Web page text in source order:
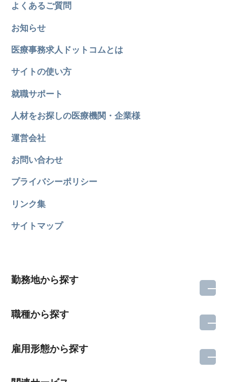
よくあるご質問
お知らせ
医療事務求人ドットコムとは
サイトの使い方
就職サポート
人材をお探しの医療機関・企業様
運営会社
お問い合わせ
プライバシーポリシー
リンク集
サイトマップ
勤務地から探す
職種から探す
雇用形態から探す